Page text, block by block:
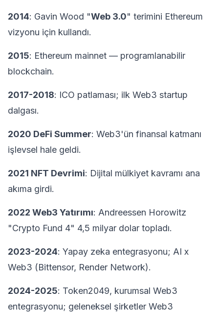
2014: Gavin Wood "Web 3.0" terimini Ethereum
vizyonu için kullandı.
2015: Ethereum mainnet — programlanabilir
blockchain.
2017-2018: ICO patlaması; ilk Web3 startup
dalgası.
2020 DeFi Summer: Web3'ün finansal katmanı
işlevsel hale geldi.
2021 NFT Devrimi: Dijital mülkiyet kavramı ana
akıma girdi.
2022 Web3 Yatırımı: Andreessen Horowitz
"Crypto Fund 4" 4,5 milyar dolar topladı.
2023-2024: Yapay zeka entegrasyonu; AI x
Web3 (Bittensor, Render Network).
2024-2025: Token2049, kurumsal Web3
entegrasyonu; geleneksel şirketler Web3